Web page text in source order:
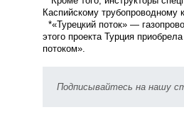
Каспийскому трубопроводному
*«Турецкий поток» —
этого проекта Турция
потоком».
Подписывайтесь на нашу